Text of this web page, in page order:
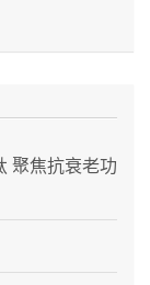
聚焦抗衰老功